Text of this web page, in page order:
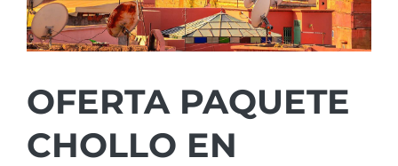
OFERTA PAQUETE
CHOLLO EN